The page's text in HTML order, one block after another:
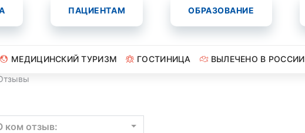
ПАЦИЕНТАМ ОБРАЗОВАНИЕ
МЕДИЦИНСКИЙ ТУРИЗМ ГОСТИНИЦА ВЫЛЕЧЕНО В РОССИИ
ком отзыв: